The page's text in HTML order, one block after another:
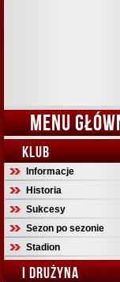
MENU
KLUB
Informacje
Historia
Sukcesy
Sezon po sezonie
Stadion
I DRUŻYNA